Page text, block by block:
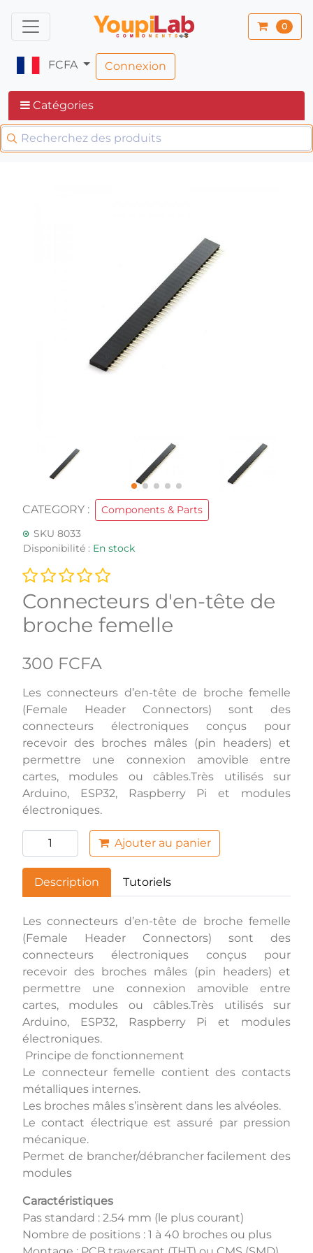
0
FCFA Connexion
Catégories
CATEGORY :
Components & Parts
SKU 8033
Disponibilité : En stock
Connecteurs d'en-tête de
broche femelle
300 FCFA
Les connecteurs d’en-tête de broche femelle
(Female Header Connectors) sont des
connecteurs électroniques conçus pour
recevoir des broches mâles (pin headers) et
permettre une connexion amovible entre
cartes, modules ou câbles.Très utilisés sur
Arduino, ESP32, Raspberry Pi et modules
électroniques.
Ajouter au panier
Description Tutoriels
Les connecteurs d’en-tête de broche femelle
(Female Header Connectors) sont des
connecteurs électroniques conçus pour
recevoir des broches mâles (pin headers) et
permettre une connexion amovible entre
cartes, modules ou câbles.Très utilisés sur
Arduino, ESP32, Raspberry Pi et modules
électroniques.
Principe de fonctionnement
Le connecteur femelle contient des contacts
métalliques internes.
Les broches mâles s’insèrent dans les alvéoles.
Le contact électrique est assuré par pression
mécanique.
Permet de brancher/débrancher facilement des
modules
Caractéristiques
Pas standard : 2.54 mm (le plus courant)
Nombre de positions : 1 à 40 broches ou plus